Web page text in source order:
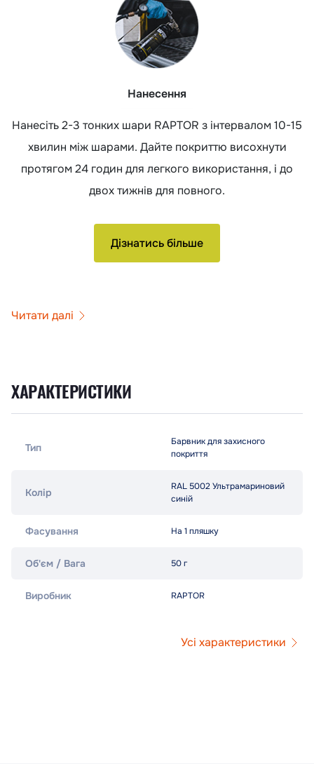
Нанесення
Нанесіть 2-3 тонких шари RAPTOR з інтервалом 10-15
хвилин між шарами. Дайте покриттю висохнути
протягом 24 годин для легкого використання, і до
двох тижнів для повного.
Дізнатись більше
Читати далі
ХАРАКТЕРИСТИКИ
Тип
Барвник для захисного
покриття
Колір
RAL 5002 Ультрамариновий
синій
Фасування На 1 пляшку
Об'єм / Вага 50 г
Виробник RAPTOR
Усі характеристики